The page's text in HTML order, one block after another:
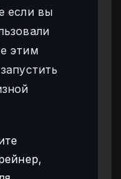
если вы
этим